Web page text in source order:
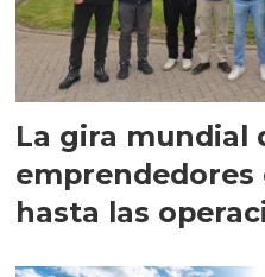
La gira mundial
emprendedores
hasta las